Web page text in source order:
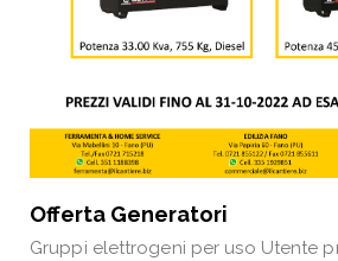
Offerta Generatori
Gruppi elettrogeni per uso Utente